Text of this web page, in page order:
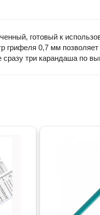
готовый к
грифеля 0,7 мм позволяет
три карандаша по